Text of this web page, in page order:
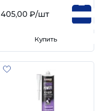
405,00 ₽/шт
Купить